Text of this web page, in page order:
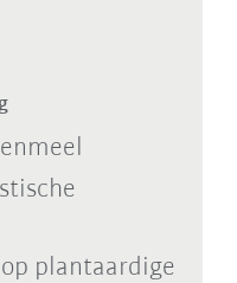
plantaardige